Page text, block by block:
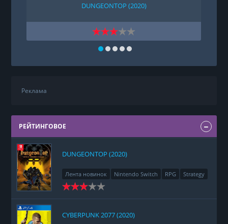
DUNGEONTOP (2020)
Реклама
РЕЙТИНГОВОЕ
DUNGEONTOP (2020)
Лента новинок Nintendo Switch RPG Strategy
CYBERPUNK 2077 (2020)